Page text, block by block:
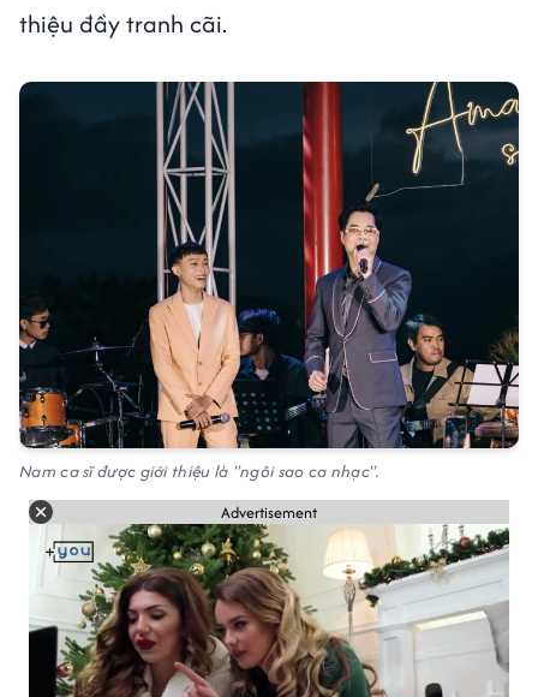
thiệu đầy tranh cãi.
Nam ca sĩ được giới thiệu là "ngôi sao ca nhạc".
Advertisement